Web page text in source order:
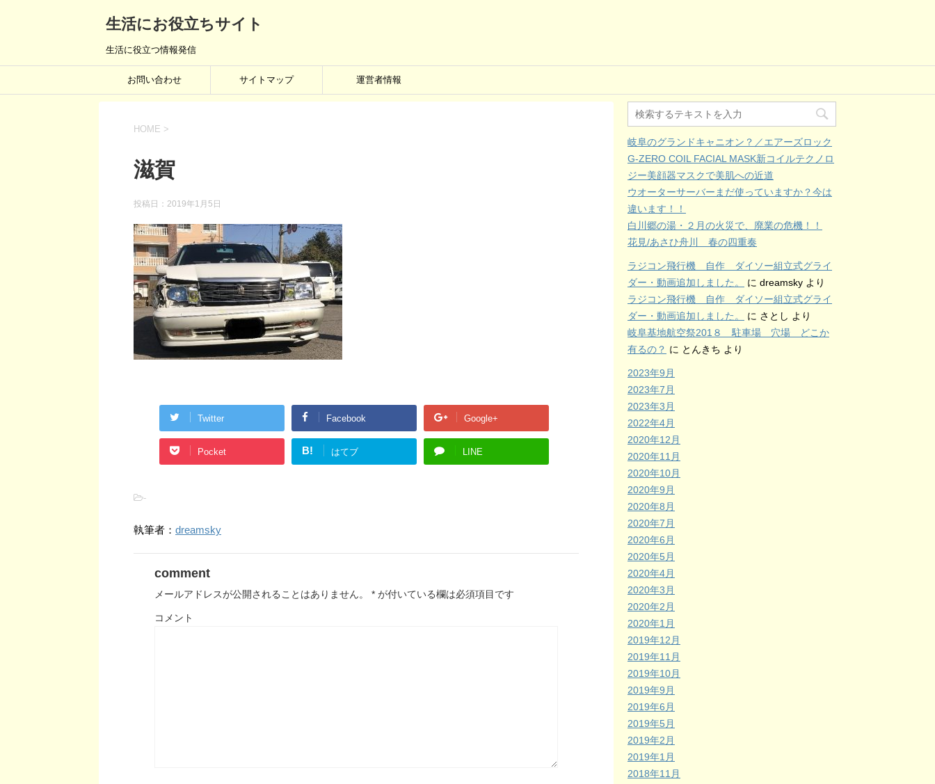
生活にお役立ちサイト
生活に役立つ情報発信
お問い合わせ サイトマップ 運営者情報
HOME >
滋賀
投稿日： 2019年1月5日
Twitter Facebook Google+
Pocket B! はてブ LINE
-
執筆者： dreamsky
comment
メールアドレスが公開されることはありません。 * が付いている欄は必須項目です
コメント
岐阜のグランドキャニオン？／エアーズロック
G-ZERO COIL FACIAL MASK新コイルテクノロ
ジー美顔器マスクで美肌への近道
ウオーターサーバーまだ使っていますか？今は
違います！！
白川郷の湯・２月の火災で、廃業の危機！！
花見/あさひ舟川 春の四重奏
ラジコン飛行機 自作 ダイソー組立式グライ
ダー・動画追加しました。
に dreamsky より
ラジコン飛行機 自作 ダイソー組立式グライ
ダー・動画追加しました。
に さとし より
岐阜基地航空祭201８ 駐車場 穴場 どこか
有るの？ に とんきち より
2023年9月
2023年7月
2023年3月
2022年4月
2020年12月
2020年11月
2020年10月
2020年9月
2020年8月
2020年7月
2020年6月
2020年5月
2020年4月
2020年3月
2020年2月
2020年1月
2019年12月
2019年11月
2019年10月
2019年9月
2019年6月
2019年5月
2019年2月
2019年1月
2018年11月